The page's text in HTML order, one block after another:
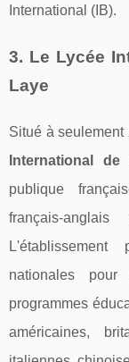
International (IB).
3. Le Lycée
Laye
Situé à seulement
International de
publique
français-
nationales
programmes
américaines,